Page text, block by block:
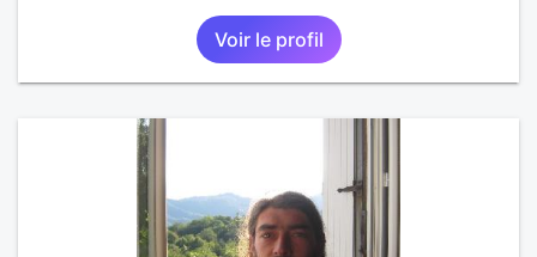
Voir le profil